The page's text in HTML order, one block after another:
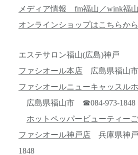
メディア情報 fm福山／wink福
オンラインショップはこちらから
エステサロン福山(広島)神戸
ファシオール本店 広島県福山
ファシオールニューキャッスル
広島県福山市 ☎084-973-1848
ホットペッパービューティー
ファシオール神戸店 兵庫県神
1848